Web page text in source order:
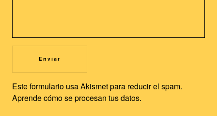
Newsletter
consideramos que acepta su uso. Puedes cambiar la
Este formulario usa Akismet para reducir el spam.
Aprende cómo se procesan tus datos.